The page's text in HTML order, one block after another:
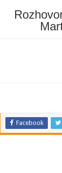
Facebook